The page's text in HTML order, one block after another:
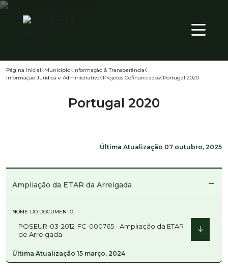
Território
16º PT
Página inicial Município Informação & Transparência
Informação Jurídica e Administrativa
Projetos Cofinanciados Portugal 2020
Portugal 2020
Última Atualização 07 outubro, 2025
Ampliação da ETAR da Arreigada
NOME DO DOCUMENTO
POSEUR-03-2012-FC-000765 - Ampliação da ETAR
de Arreigada
Última Atualização 15 março, 2024